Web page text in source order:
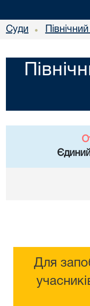
Суди •
Для